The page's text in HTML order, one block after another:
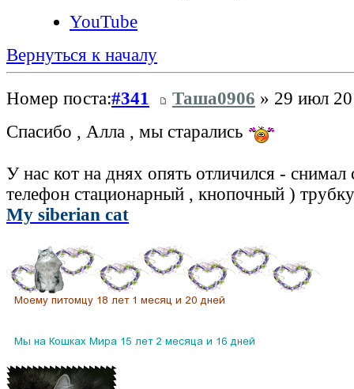
YouTube
Вернуться к началу
Номер поста:#341 Таша0906 » 29 июл
Спасибо , Алла , мы старались
У нас кот на днях опять отличился - снимал
телефон стационарный , кнопочный )
My siberian cat